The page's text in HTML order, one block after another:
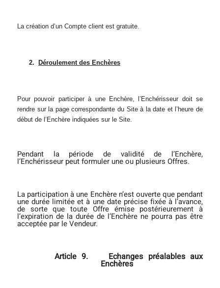
La création d’un Compte client est gratuite.
2. Déroulement des Enchères
Pour pouvoir participer à une Enchère, l’Enchérisseur doit se
rendre sur la page correspondante du Site à la date et l’heure de
début de l’Enchère indiquées sur le Site.
Pendant la période de validité de l’Enchère,
l’Enchérisseur peut formuler une ou plusieurs Offres.
La participation à une Enchère n’est ouverte que pendant
une durée limitée et à une date précise fixée à l’avance,
de sorte que toute Offre émise postérieurement à
l’expiration de la durée de l’Enchère ne pourra pas être
acceptée par le Vendeur.
Article 9. Echanges préalables aux
Enchères